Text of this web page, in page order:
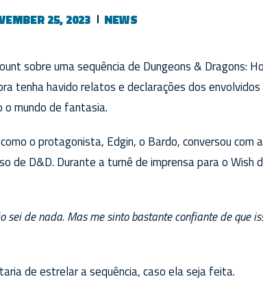
25, 2023 NEWS
sobre uma sequência de Dungeons & Dragons:
tenha havido relatos e declarações dos
mundo de fantasia.
o protagonista, Edgin, o Bardo, conversou com a
de D&D. Durante a turnê de imprensa para o Wish
sei de nada. Mas me sinto bastante confiante de que
de estrelar a sequência, caso ela seja feita.